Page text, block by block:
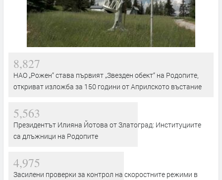
8,827
НАО „Рожен“ става първият „Звезден обект“ на Родопите,
откриват изложба за 150 години от Априлското въстание
5,563
Президентът Илияна Йотова от Златоград: Институциите
са длъжници на Родопите
4,975
Засилени проверки за контрол на скоростните режими в